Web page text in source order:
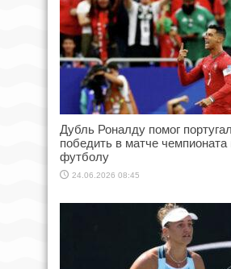
Дубль Роналду помог
победить в матче чемпионата
футболу
24.06.2026 08:45